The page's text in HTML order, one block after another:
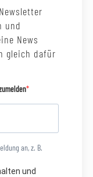
und
News
gleich dafür
an, z. B.
und